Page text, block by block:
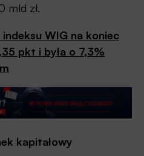
mld zł.
WIG na koniec
pkt i była o 7,3%
kapitałowy